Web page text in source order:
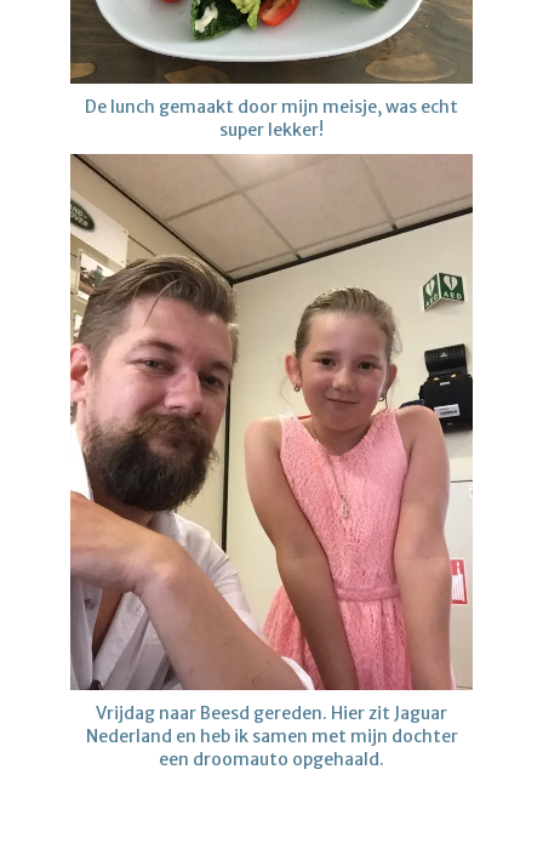
De lunch gemaakt door mijn meisje, was echt
super lekker!
Vrijdag naar Beesd gereden. Hier zit Jaguar
Nederland en heb ik samen met mijn dochter
een droomauto opgehaald.